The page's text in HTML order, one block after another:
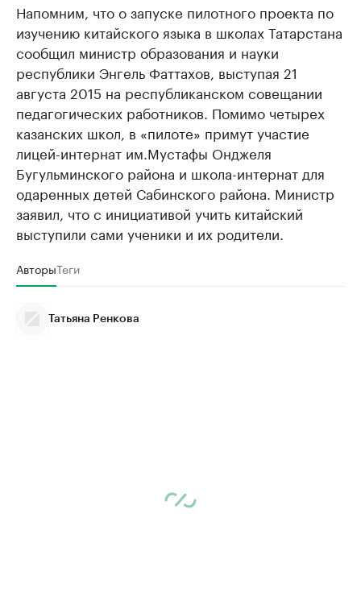
Напомним, что о запуске пилотного проекта по
изучению китайского языка в школах Татарстана
сообщил министр образования и науки
республики Энгель Фаттахов, выступая 21
августа 2015 на республиканском совещании
педагогических работников. Помимо четырех
казанских школ, в «пилоте» примут участие
лицей-интернат им.Мустафы Онджеля
Бугульминского района и школа-интернат для
одаренных детей Сабинского района. Министр
заявил, что с инициативой учить китайский
выступили сами ученики и их родители.
АвторыТеги
Татьяна Ренкова